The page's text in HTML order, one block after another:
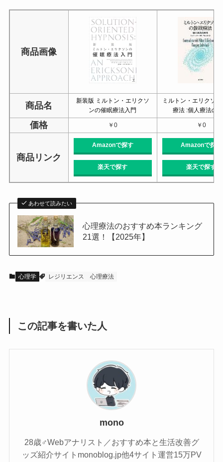
商品画像
商品名
新装版 ミルトン・エリクソ
ンの催眠療法入門
ミルトン・エリクソ
療法 :個人療法の
価格 ￥0 ￥0
商品リンク
Amazonで探す
楽天で探す
Amazonで探す
楽天で探す
あわせて読みたい
心理療法のおすすめ本ランキング
21選！【2025年】
心理学 レジリエンス 心理療法
この記事を書いた人
mono
28歳♂Webアナリスト／おすすめ本と生活改善グ
ッズ紹介サイトmonoblog.jp他4サイト運営15万PV